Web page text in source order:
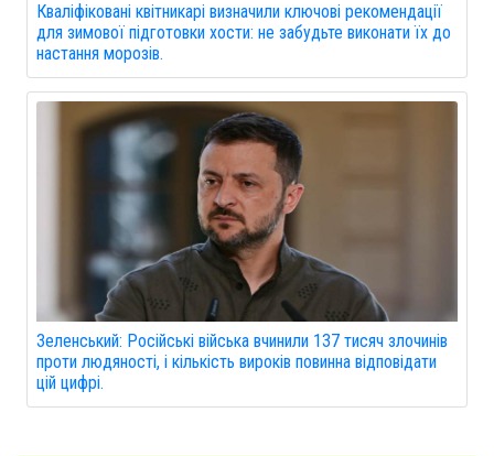
Кваліфіковані квітникарі визначили ключові рекомендації
для зимової підготовки хости: не забудьте виконати їх до
настання морозів.
Зеленський: Російські війська вчинили 137 тисяч злочинів
проти людяності, і кількість вироків повинна відповідати
цій цифрі.